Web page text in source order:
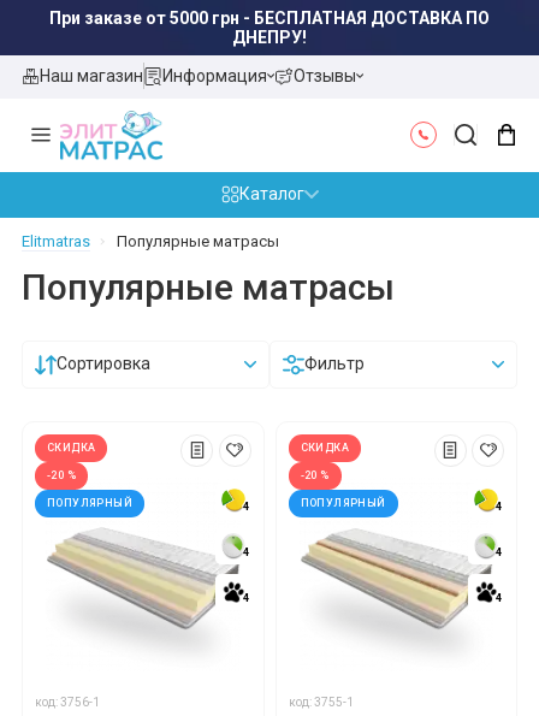
При заказе от 5000 грн - БЕСПЛАТНАЯ ДОСТАВКА ПО
ДНЕПРУ!
Наш магазин
Информация Отзывы
Каталог
Elitmatras Популярные матрасы
Популярные матрасы
Сортировка Фильтр
4
4
4
СКИДКА
-20 %
ПОПУЛЯРНЫЙ
код: 3756-1
4
4
4
4
4
4
СКИДКА
-20 %
ПОПУЛЯРНЫЙ
код: 3755-1
4
4
4